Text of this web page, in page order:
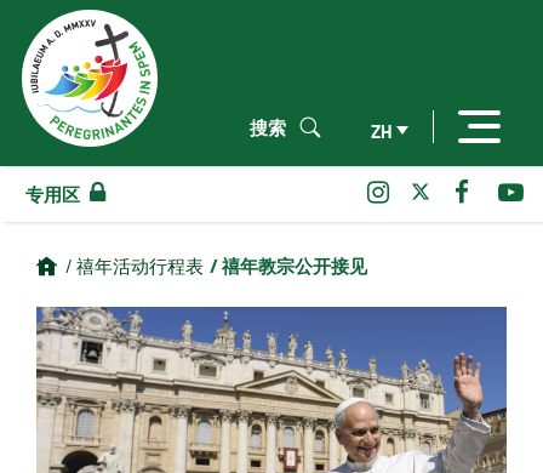
ZH
搜索
专用区
/ 禧年活动行程表 / 禧年教宗公开接见